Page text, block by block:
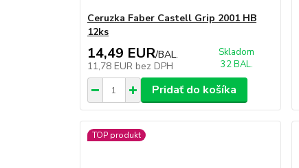
Ceruzka Faber Castell Grip 2001 HB
12ks
14,49 EUR/BAL.
11,78 EUR bez DPH
Skladom
32 BAL.
Pridať do košíka
TOP produkt